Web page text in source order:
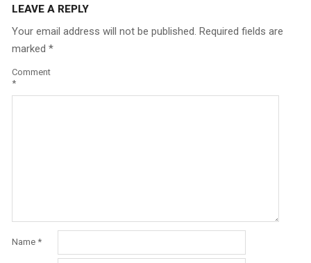
LEAVE A REPLY
Your email address will not be published. Required fields are
marked *
Comment
*
Name *